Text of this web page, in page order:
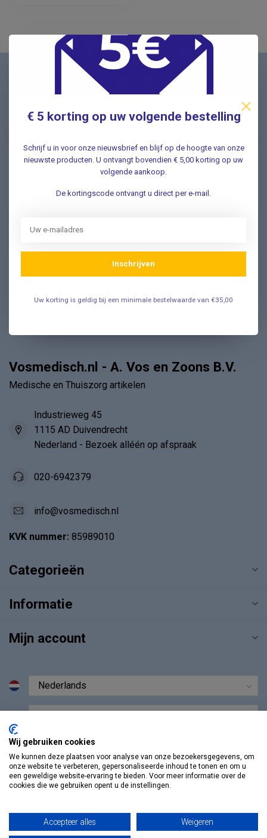
Vragen? Wij helpen graag!
✔ Snelle antwoorden op veelgestelde vragen ✔ Direct
Veelgestelde Vragen
Schrijf u in voor onze nieuwsbrief en ontvang als eerste
Vosmedisch.nl - A. Vos en Zoons B.V.
Medische en Thuiszorg artikelen
Industrieweg 45
1115 AD Duivendrecht
Nederland - Bezoek alléén op afspraak
020-6942379
info@vosmedisch.nl
KVK nummer: 85989010
Categorieën
Informatie
Mijn account
Wij gebruiken cookies
We kunnen deze plaatsen voor analyse van onze bezoekersgegevens, om
onze website te verbeteren, gepersonaliseerde inhoud te tonen en om u
een geweldige website-ervaring te bieden. Voor meer informatie over de
cookies die we gebruiken opent u de instellingen.
Accepteer alles Weigeren
€ 5 korting op uw volgende bestelling
Schrijf u in voor onze nieuwsbrief en blijf op de hoogte van onze
nieuwste producten. U ontvangt bovendien € 5,00 korting op uw
volgende aankoop.
De kortingscode ontvangt u direct per e-mail.
Inschrijven
Uw korting is geldig bij een minimale bestelwaarde van €35,00